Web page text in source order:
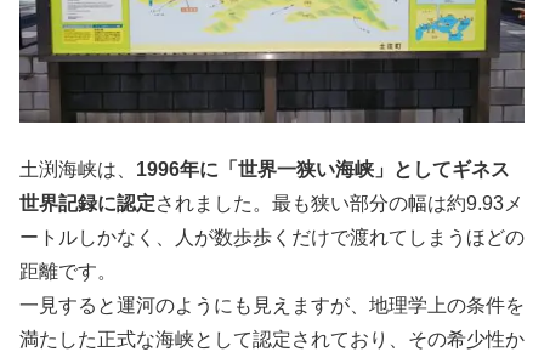
土渕海峡は、 1996年に「世界一狭い海峡」としてギネス
世界記録に認定されました。最も狭い部分の幅は約9.93メ
ートルしかなく、人が数歩歩くだけで渡れてしまうほどの
距離です。
一見すると運河のようにも見えますが、地理学上の条件を
満たした正式な海峡として認定されており、その希少性か